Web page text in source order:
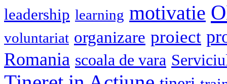
leadership learning motivatie
voluntariat organizare proiect
Romania scoala de vara